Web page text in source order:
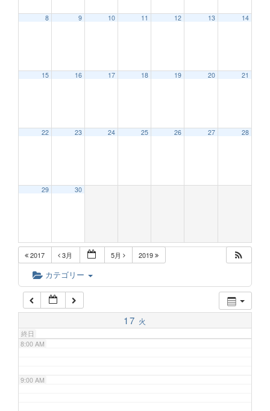
8 9 10 11 12 13 14
15 16 17 18 19 20 21
22 23 24 25 26 27 28
29 30
2017 3月 5月 2019
カテゴリー
17 火
終日
2:00 AM
6:00 AM
7:00 AM
8:00 AM
9:00 AM